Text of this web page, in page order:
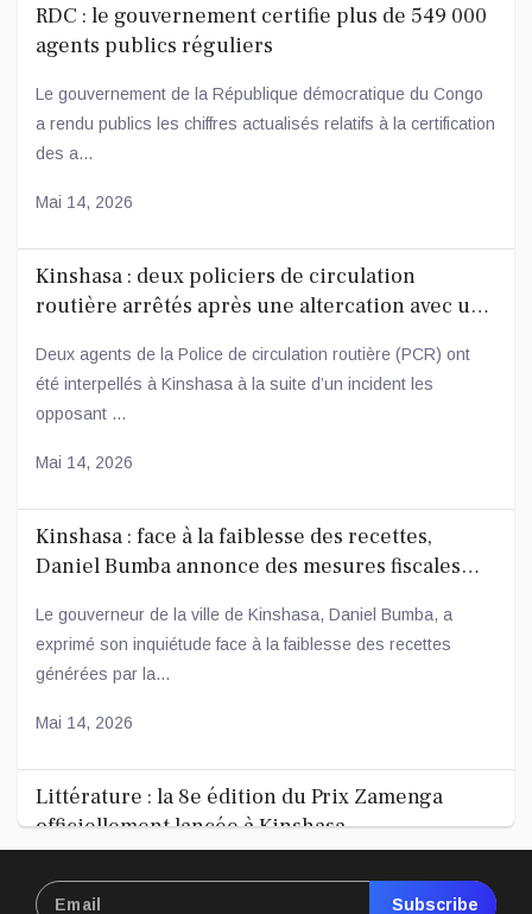
RDC : le gouvernement certifie plus de 549 000
agents publics réguliers
Le gouvernement de la République démocratique du Congo
a rendu publics les chiffres actualisés relatifs à la certification
des a...
Mai 14, 2026
Kinshasa : deux policiers de circulation
routière arrêtés après une altercation avec un
Deux agents de la Police de circulation routière (PCR) ont
été interpellés à Kinshasa à la suite d’un incident les
opposant ...
Mai 14, 2026
Kinshasa : face à la faiblesse des recettes,
Daniel Bumba annonce des mesures fiscales
Le gouverneur de la ville de Kinshasa, Daniel Bumba, a
exprimé son inquiétude face à la faiblesse des recettes
générées par la...
Mai 14, 2026
Littérature : la 8e édition du Prix Zamenga
officiellement lancée à Kinshasa
officiellement lancée ce mercredi 13 mai à Kinshasa, à
Subscribe